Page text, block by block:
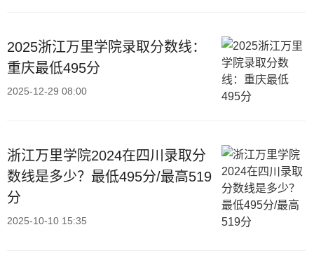
2025浙江万里学院录取分数线：
重庆最低495分
2025-12-29 08:00
浙江万里学院2024在四川录取分
数线是多少？最低495分/最高519
分
2025-10-10 15:35